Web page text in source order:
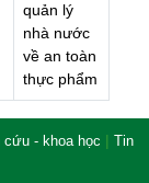
quản lý
nhà nước
về an toàn
thực phẩm
cứu - khoa học | Tin